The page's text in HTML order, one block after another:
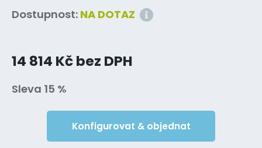
Dostupnost: NA DOTAZ
14 814 Kč bez DPH
Sleva 15 %
Konfigurovat & objednat